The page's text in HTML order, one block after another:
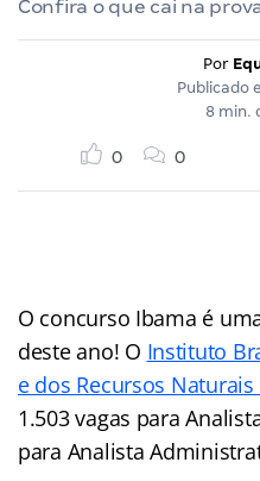
Confira o que cai na
Por
Publicado
8 min.
0 0
O concurso Ibama é
deste ano! O Instituto
e dos Recursos Naturais
1.503 vagas para
para Analista